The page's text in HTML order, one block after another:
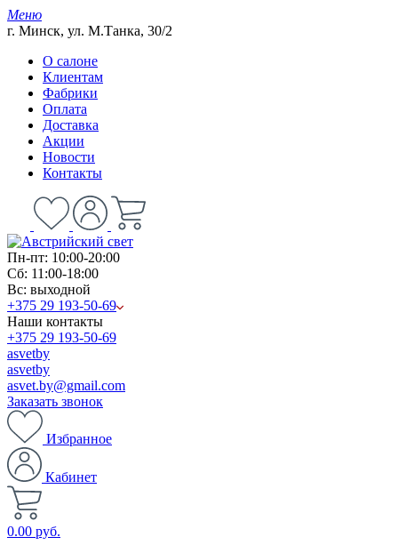
Меню
г. Минск, ул. М.Танка, 30/2
О салоне
Клиентам
Фабрики
Оплата
Доставка
Акции
Новости
Контакты
Пн-пт: 10:00-20:00
Сб: 11:00-18:00
Вс: выходной
+375 29 193-50-69
Наши контакты
+375 29 193-50-69
asvetby
asvetby
asvet.by@gmail.com
Заказать звонок
Избранное
Кабинет
0.00 руб.